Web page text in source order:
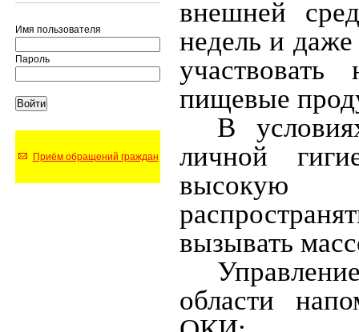
Имя пользователя
Пароль
Приём обращений граждан
внешней
недель и
пищевые
В
личной
высокую
вызывать
области